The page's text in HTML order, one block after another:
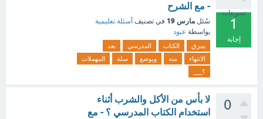
تصويتات
1
إجابة
- مع الشرح
سُئل مارس 19 في تصنيف أسئلة تعليمية
بواسطة عبود
يمزق الكتاب المدرسي
بعد
الانتهاء
منه ويوضع سلة
المهملات
؟___
0
لا بأس من الأكل والشرب أثناء
استخدام الكتاب المدرسي ؟ - مع